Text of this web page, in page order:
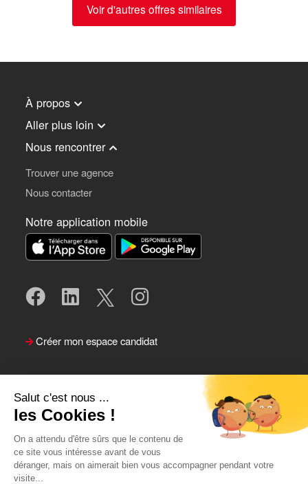
Salut c'est nous ...
les Cookies !
On a attendu d'être sûrs que le contenu de
ce site vous intéresse avant de vous
déranger, mais on aimerait bien vous accompagner pendant votre
visite...
Voir d'autres offres similaires
À propos
Aller plus loin
Nous rencontrer
Trouver une agence
Nous contacter
Notre application mobile
Créer mon espace candidat